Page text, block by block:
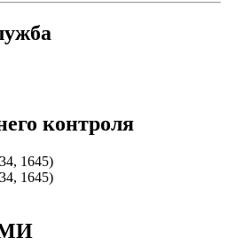
контроля
1645)
1645)